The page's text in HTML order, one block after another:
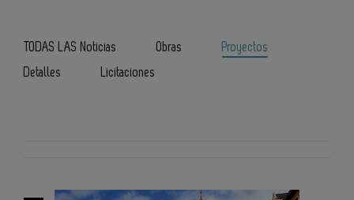
TODAS LAS Noticias Obras
Proyectos
Detalles
Licitaciones